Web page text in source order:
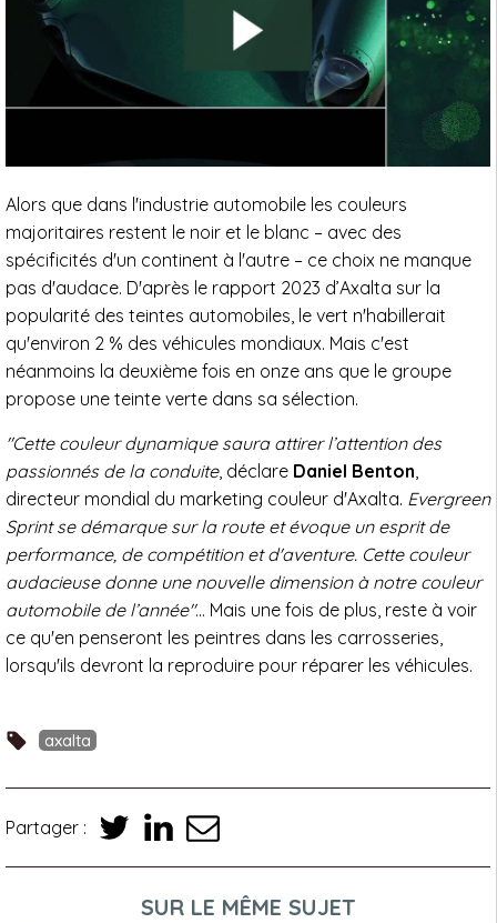
Alors que dans l'industrie automobile les couleurs
majoritaires restent le noir et le blanc – avec des
spécificités d'un continent à l'autre – ce choix ne manque
pas d'audace. D'après le rapport 2023 d’Axalta sur la
popularité des teintes automobiles, le vert n'habillerait
qu'environ 2 % des véhicules mondiaux. Mais c'est
néanmoins la deuxième fois en onze ans que le groupe
propose une teinte verte dans sa sélection.
"Cette couleur dynamique saura attirer l’attention des
passionnés de la conduite, déclare Daniel Benton,
directeur mondial du marketing couleur d'Axalta. Evergreen
Sprint se démarque sur la route et évoque un esprit de
performance, de compétition et d'aventure. Cette couleur
audacieuse donne une nouvelle dimension à notre couleur
automobile de l’année"… Mais une fois de plus, reste à voir
ce qu'en penseront les peintres dans les carrosseries,
lorsqu'ils devront la reproduire pour réparer les véhicules.
axalta
Partager :
SUR LE MÊME SUJET